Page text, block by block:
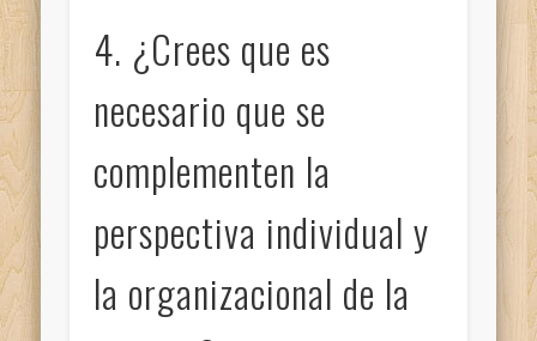
4. ¿Crees que es
necesario que se
complementen la
perspectiva individual y
la organizacional de la